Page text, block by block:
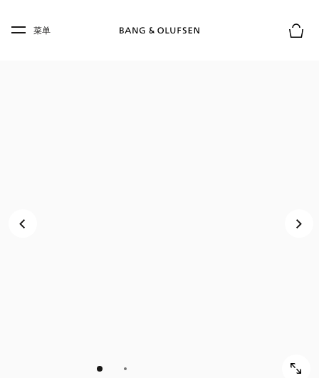
Skip to main footer
菜单